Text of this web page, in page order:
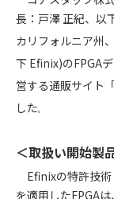
長：戸澤 正紀、以
カリフォルニア州
下 Efinix)のFPGA
営する通販サイト
した。
＜取扱い開始製
Efinixの特許技術
を適用したFPGA